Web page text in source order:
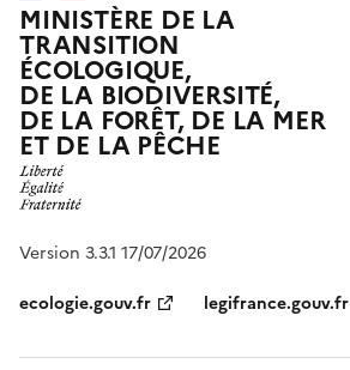
MINISTÈRE DE LA
TRANSITION
ÉCOLOGIQUE,
DE LA BIODIVERSITÉ,
DE LA FORÊT, DE LA MER
ET DE LA PÊCHE
Version 3.3.1 17/07/2026
ecologie.gouv.fr
legifrance.gouv.fr